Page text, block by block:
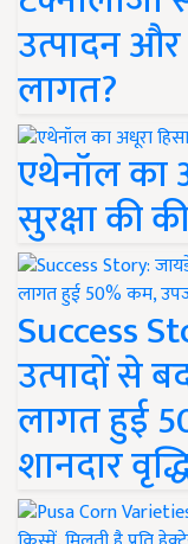
उत्पादन
लागत?
एथेनॉल का
सुरक्षा की
Success
उत्पादों से
लागत हुई
शानदार